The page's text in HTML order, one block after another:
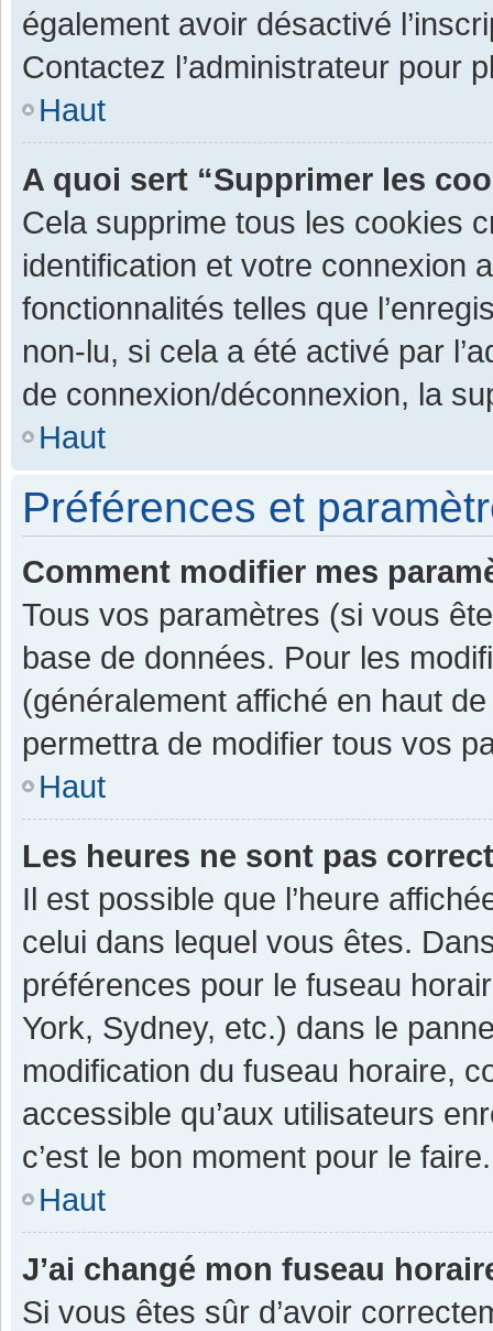
également avoir désactivé
Contactez l’administrateur pour
Haut
A quoi sert “Supprimer les
Cela supprime tous les cookies
identification et votre connexion
fonctionnalités telles que
non-lu, si cela a été activé par
de connexion/déconnexion, la
Haut
Préférences et
Comment modifier mes
Tous vos paramètres (si vous
base de données. Pour les
(généralement affiché en haut
permettra de modifier tous vos
Haut
Les heures ne sont pas
Il est possible que l’heure
celui dans lequel vous êtes.
préférences pour le fuseau
York, Sydney, etc.) dans le
modification du fuseau horaire,
accessible qu’aux utilisateurs
c’est le bon moment pour le faire.
Haut
J’ai changé mon fuseau
Si vous êtes sûr d’avoir